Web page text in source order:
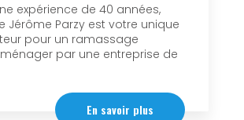
expérience de 40 années,
Jérôme Parzy est votre unique
pour un ramassage
par une entreprise de
En savoir plus